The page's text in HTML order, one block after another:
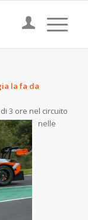
la fa da
3 ore nel circuito
nelle